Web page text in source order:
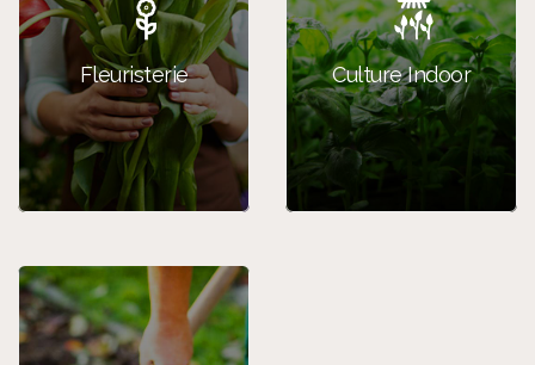
Fleuristerie Culture Indoor